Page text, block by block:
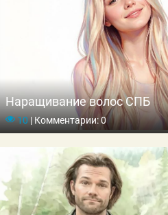
Наращивание волос СПБ
10|Комментарии: 0